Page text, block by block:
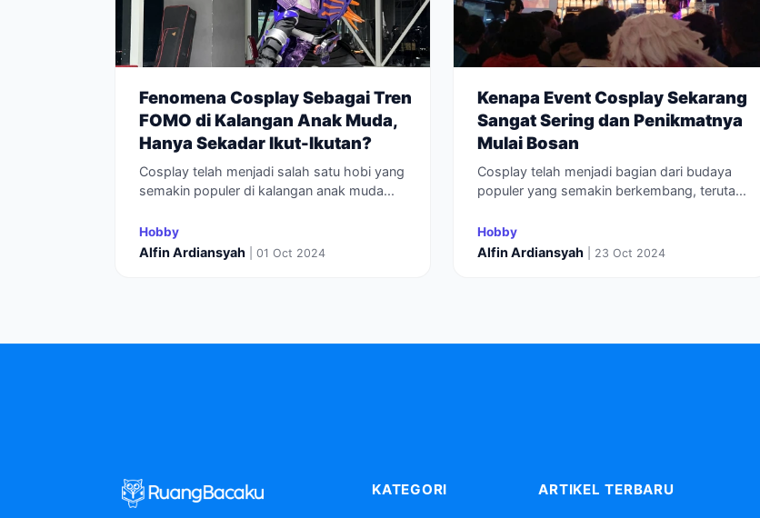
Fenomena Cosplay Sebagai Tren
FOMO di Kalangan Anak Muda,
Hanya Sekadar Ikut-Ikutan?
Cosplay telah menjadi salah satu hobi yang
semakin populer di kalangan anak muda...
Hobby
Alfin Ardiansyah | 01 Oct 2024
Kenapa Event Cosplay Sekarang
Sangat Sering dan Penikmatnya
Mulai Bosan
Cosplay telah menjadi bagian dari budaya
populer yang semakin berkembang, teruta...
Hobby
Alfin Ardiansyah | 23 Oct 2024
KATEGORI ARTIKEL TERBARU